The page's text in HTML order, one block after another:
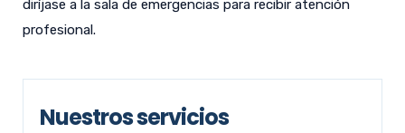
diríjase a la sala de emergencias para recibir atención
profesional.
Nuestros servicios